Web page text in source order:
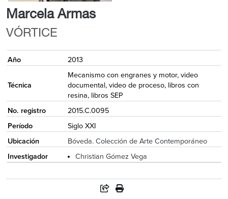
Marcela Armas
VÓRTICE
Año 2013
Técnica
Mecanismo con engranes y motor, video
documental, video de proceso, libros con
resina, libros SEP
No. registro
2015.C.0095
Período
Siglo XXI
Ubicación
Bóveda. Colección de Arte Contemporáneo
Investigador
Christian Gómez Vega